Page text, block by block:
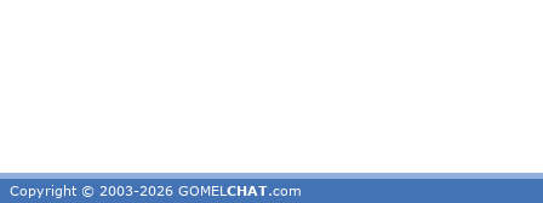
Copyright © 2003-2026 GOMEL CHAT.com